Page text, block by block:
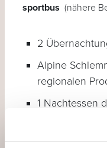
sportbus (nähere
2
Alpine
regionalen
1 Nachtessen
1 Römisch-
Scuol: 210